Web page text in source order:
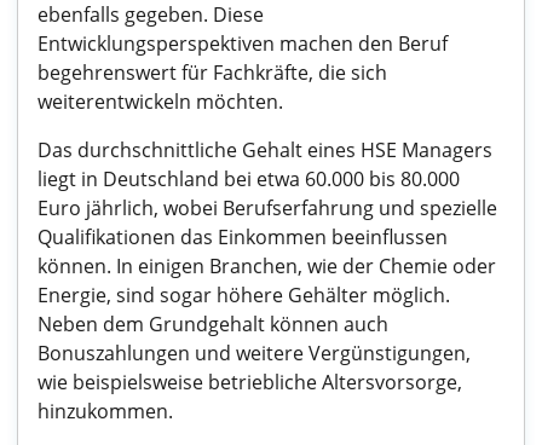
ebenfalls gegeben. Diese
Entwicklungsperspektiven machen den Beruf
begehrenswert für Fachkräfte, die sich
weiterentwickeln möchten.
Das durchschnittliche Gehalt eines HSE Managers
liegt in Deutschland bei etwa 60.000 bis 80.000
Euro jährlich, wobei Berufserfahrung und spezielle
Qualifikationen das Einkommen beeinflussen
können. In einigen Branchen, wie der Chemie oder
Energie, sind sogar höhere Gehälter möglich.
Neben dem Grundgehalt können auch
Bonuszahlungen und weitere Vergünstigungen,
wie beispielsweise betriebliche Altersvorsorge,
hinzukommen.